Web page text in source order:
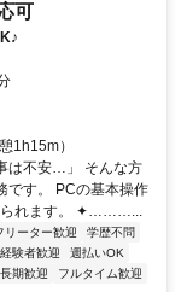
可
1h15m）
は不安…」 そんな方
です。 PCの基本操作
られます。 ✦………...
リーター歓迎
学歴不問
経験者歓迎
週払いOK
長期歓迎
フルタイム歓迎